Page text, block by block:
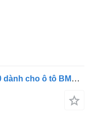
Mayơ bánh xe BMW 31206890070 dành cho ô tô BMW X6 G06 X5 G05